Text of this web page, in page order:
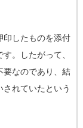
印したものを添付
。したがって、
要なのであり、結
れていたという